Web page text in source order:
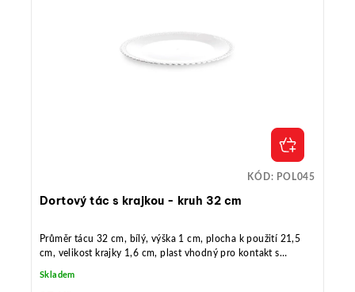
Dortový tác s krajkou - kruh 32 cm
Skladem
Průměr tácu 32 cm, bílý, výška 1 cm, plocha k použití 21,5
cm, velikost krajky 1,6 cm, plast vhodný pro kontakt s
KÓD: POL045